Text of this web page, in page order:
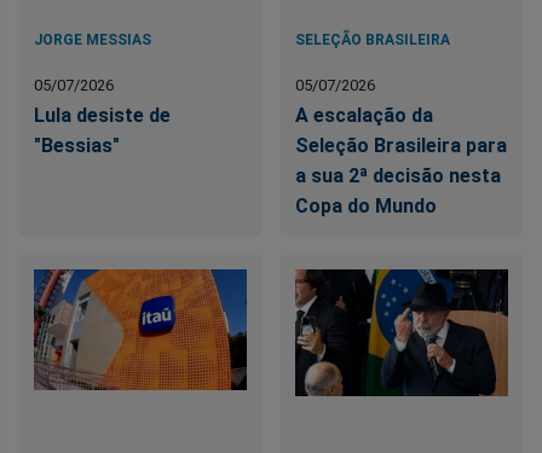
JORGE MESSIAS
05/07/2026
Lula desiste de
"Bessias"
SELEÇÃO BRASILEIRA
05/07/2026
A escalação da
Seleção Brasileira para
a sua 2ª decisão nesta
Copa do Mundo